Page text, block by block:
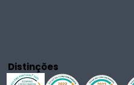
Distinções